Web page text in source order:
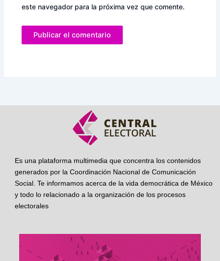
este navegador para la próxima vez que comente.
Es una plataforma multimedia que concentra los contenidos
generados por la Coordinación Nacional de Comunicación
Social. Te informamos acerca de la vida democrática de México
y todo lo relacionado a la organización de los procesos
electorales